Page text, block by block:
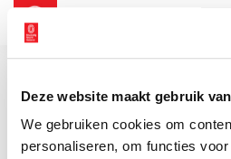
Deze website maakt gebruik
We gebruiken cookies om
personaliseren, om functies